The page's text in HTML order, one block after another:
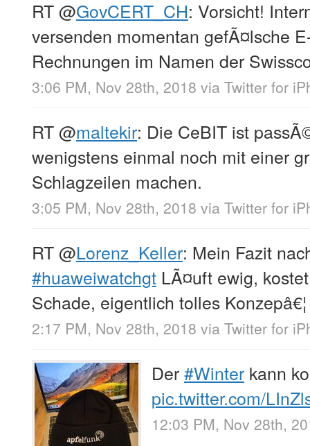
RT@GovCERT_CH: Vorsicht!
versenden momentan gefÃ¤lsche
Rechnungen im Namen der
3:06 PM, Nov 28th, 2018 via Twitter for
RT@maltekir: Die CeBIT ist
wenigstens einmal noch mit einer
Schlagzeilen machen.
3:05 PM, Nov 28th, 2018 via Twitter for
RT@Lorenz_Keller: Mein Fazit
#huaweiwatchgt LÃ¤uft ewig,
Schade, eigentlich tolles Konzepâ€¦
2:17 PM, Nov 28th, 2018 via Twitter for
Der#Winter kann
pic.twitter.com/
12:03 PM, Nov 28th,